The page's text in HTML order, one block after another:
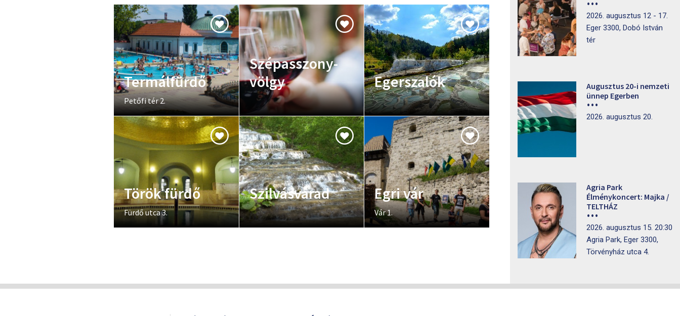
Termálfürdő
Petőfi tér 2.
Szépasszony-
völgy
Egerszalók
Török fürdő
Fürdő utca 3.
Szilvásvárad Egri vár
Vár 1.
2026. augusztus 12 - 17.
Eger 3300, Dobó István
tér
Augusztus 20-i nemzeti
ünnep Egerben
2026. augusztus 20.
Agria Park
Élménykoncert: Majka /
TELTHÁZ
2026. augusztus 15. 20:30
Agria Park, Eger 3300,
Törvényház utca 4.